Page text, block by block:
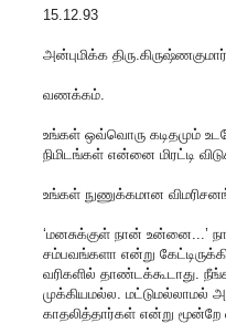
15.12.93
அன்புமிக்க திரு.கிருஷ்ணகுமார்
வணக்கம்.
உங்கள் ஒவ்வொரு கடிதமும்
நிமிடங்கள் என்னை மிரட்டி
உங்கள் நுணுக்கமான
‘மனசுக்குள் நான்
சம்பவங்களா என்று
வரிகளில் தாண்டக்கூடாது.
முக்கியமல்ல. மட்டுமல்லாமல்
காதலித்தார்கள் என்று